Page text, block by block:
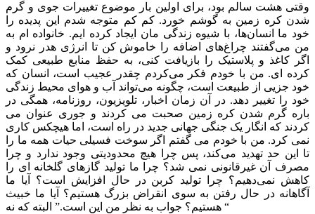
وقتی هشت سالم بود، برای اولین بار موضوع تغییرات جوی و گرم
شدن کره زمین به‌ گوشم خورد. کم کم متوجه شدم این پدیده‌ را
خود ما انسان‌ها، با شیوه زندگی مان ایجاد کرده ایم. خانواده ام به
من می‌گفتند چراغ‌های اضافه را خاموش کن تا انرژی هدر نرود و
اگر کاغذ و پلاستیک را بازیافت کنی، به حفظ منابع طبیعی کمک
کرده ای. من با خودم فکر می‌کردم چقدر عجیب است، انسان که
خود جزیی از طبیعت است، چگونه می‌تواند آب ‌و هوای محیط زندگی
خود را تغییر دهد. در آن زمان اخبار، تلویزیون، روزنامه، همگی در
باره گرم شدن کره زمین صحبت می کردند و جوری عنوان می
کردند که انگار یک جنگی جهانی جدید در راه است، اما هیچکس کاری
نمی کرد. من با خودم می گفتم اگر سوخت فسیلی حیات همه ما را
تا این حد تهدید می‌کند، پس چرا هیچ محدودیتی وجود ندارد و چرا
مصرف آن غیرقانونی نمی شد؟ چرا ما تولید گازهای گلخانه ای را
کاهش نمی‌دهیم؟ چرا تولید کربن در حال افزایش است؟ آیا ما
آگاهانه در حال رفتن به سوی انقراض بزرگ ‌هستیم؟ آیا ما خبیث
هستیم؟ جواب به نظر من این است.” البته که نه “